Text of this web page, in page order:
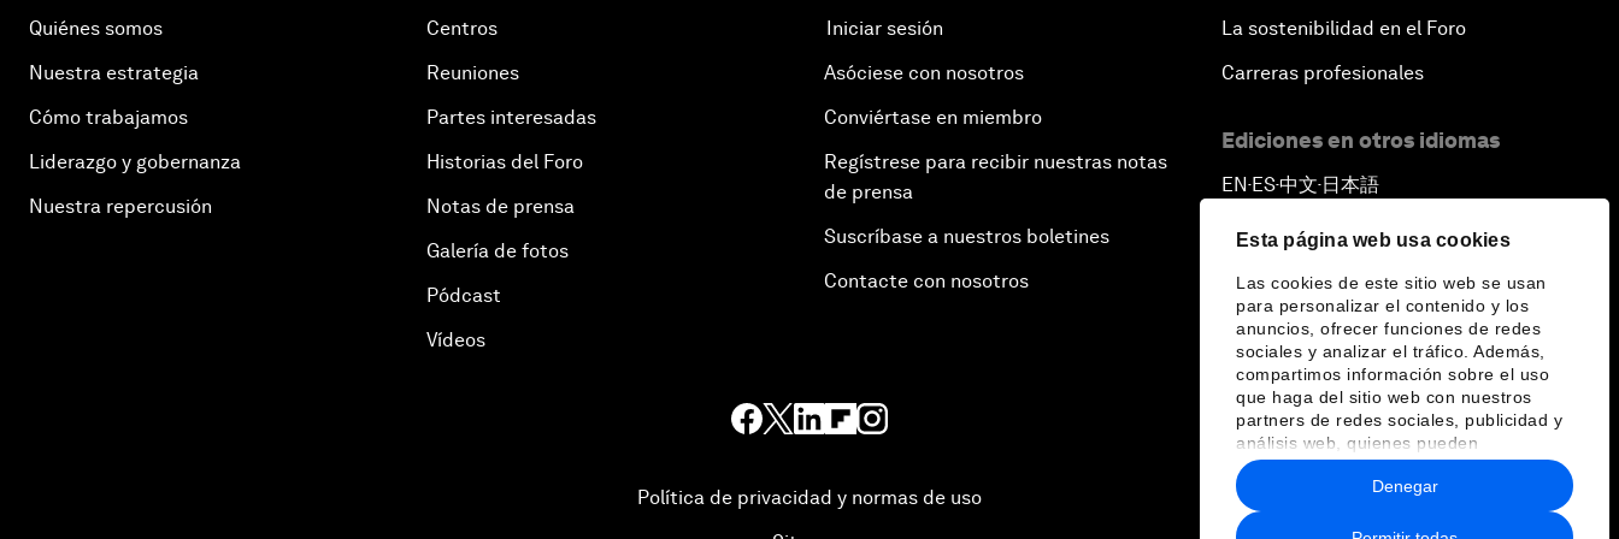
Esta página web usa cookies
Las cookies de este sitio web se usan
para personalizar el contenido y los
anuncios, ofrecer funciones de redes
sociales y analizar el tráfico. Además,
compartimos información sobre el uso
que haga del sitio web con nuestros
partners de redes sociales, publicidad y
análisis web, quienes pueden
combinarla con otra información que les
haya proporcionado o que hayan
recopilado a partir del uso que haya
hecho de sus servicios.
Denegar
Quiénes somos
Nuestra estrategia
Cómo trabajamos
Liderazgo y gobernanza
Nuestra repercusión
Centros
Reuniones
Partes interesadas
Historias del Foro
Notas de prensa
Galería de fotos
Pódcast
Vídeos
Iniciar sesión
Asóciese con nosotros
Conviértase en miembro
Regístrese para recibir nuestras notas
de prensa
Suscríbase a nuestros boletines
Contacte con nosotros
La sostenibilidad en el Foro
Carreras profesionales
Ediciones en otros idiomas
EN ▪ ES▪中文▪ 日本語
Política de privacidad y normas de uso